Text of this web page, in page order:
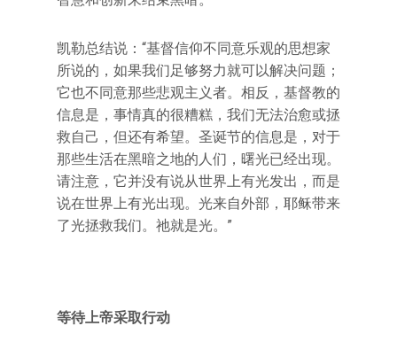
凯勒总结说：“基督信仰不同意乐观的思想家
所说的，如果我们足够努力就可以解决问题；
它也不同意那些悲观主义者。相反，基督教的
信息是，事情真的很糟糕，我们无法治愈或拯
救自己，但还有希望。圣诞节的信息是，对于
那些生活在黑暗之地的人们，曙光已经出现。
请注意，它并没有说从世界上有光发出，而是
说在世界上有光出现。光来自外部，耶稣带来
了光拯救我们。祂就是光。”
等待上帝采取行动